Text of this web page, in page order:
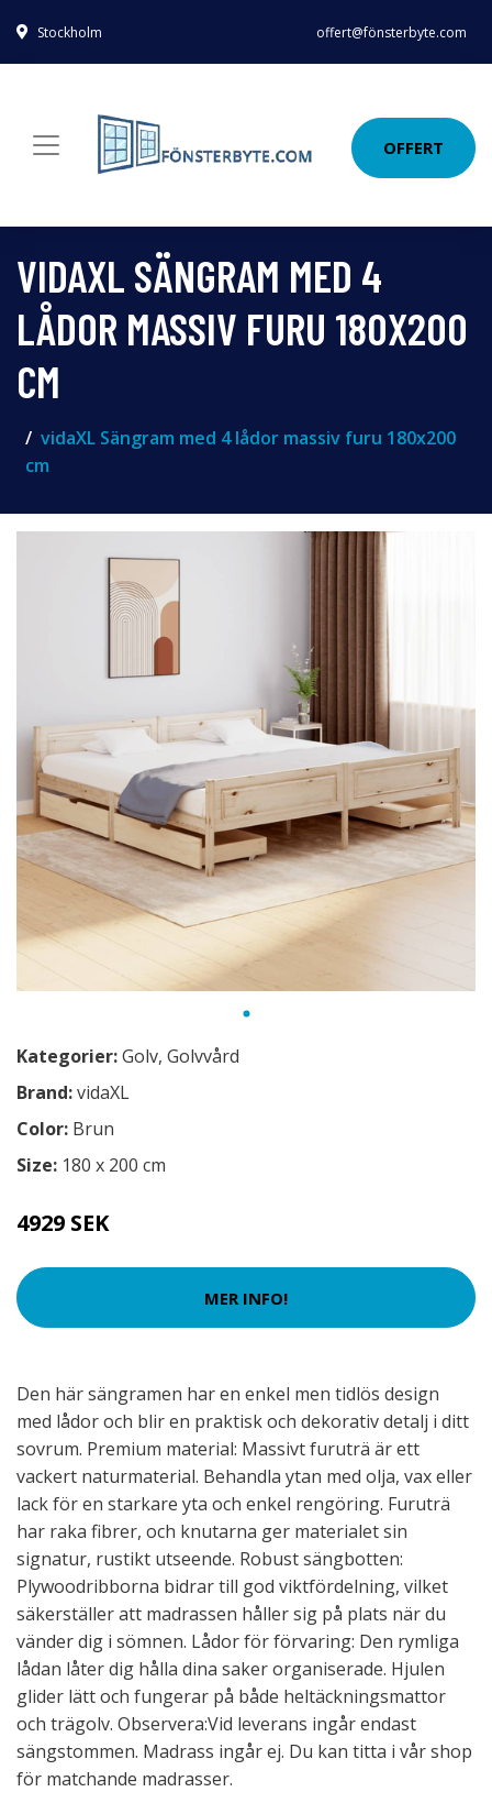
Stockholm offert@fönsterbyte.com
OFFERT
VIDAXL SÄNGRAM MED 4
LÅDOR MASSIV FURU 180X200
CM
vidaXL Sängram med 4 lådor massiv furu 180x200
cm
Kategorier:Golv, Golvvård
Brand:vidaXL
Color: Brun
Size: 180 x 200 cm
4929 SEK
MER INFO!
Den här sängramen har en enkel men tidlös design
med lådor och blir en praktisk och dekorativ detalj i ditt
sovrum. Premium material: Massivt furuträ är ett
vackert naturmaterial. Behandla ytan med olja, vax eller
lack för en starkare yta och enkel rengöring. Furuträ
har raka fibrer, och knutarna ger materialet sin
signatur, rustikt utseende. Robust sängbotten:
Plywoodribborna bidrar till god viktfördelning, vilket
säkerställer att madrassen håller sig på plats när du
vänder dig i sömnen. Lådor för förvaring: Den rymliga
lådan låter dig hålla dina saker organiserade. Hjulen
glider lätt och fungerar på både heltäckningsmattor
och trägolv. Observera:Vid leverans ingår endast
sängstommen. Madrass ingår ej. Du kan titta i vår shop
för matchande madrasser.